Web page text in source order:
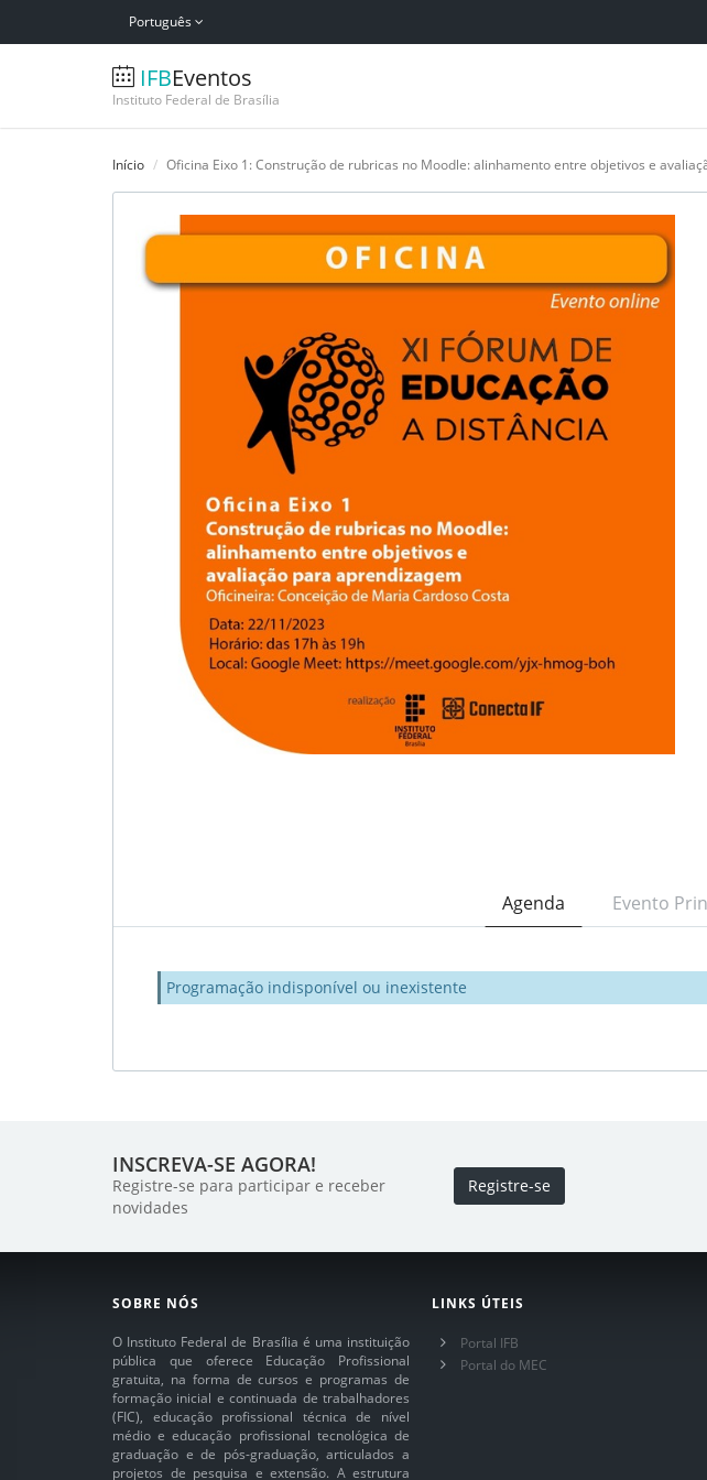
Português
IFBEventos
Instituto Federal de Brasília
Início Oficina Eixo 1: Construção de rubricas no Moodle: alinhamento entre objetivos e
Agenda Evento
Programação indisponível ou inexistente
INSCREVA-SE AGORA!
Registre-se para participar e receber
novidades
Registre-se
SOBRE NÓS
O Instituto Federal de Brasília é uma instituição
pública que oferece Educação Profissional
gratuita, na forma de cursos e programas de
formação inicial e continuada de trabalhadores
(FIC), educação profissional técnica de nível
médio e educação profissional tecnológica de
graduação e de pós-graduação, articulados a
projetos de pesquisa e extensão. A estrutura
LINKS ÚTEIS
Portal IFB
Portal do MEC